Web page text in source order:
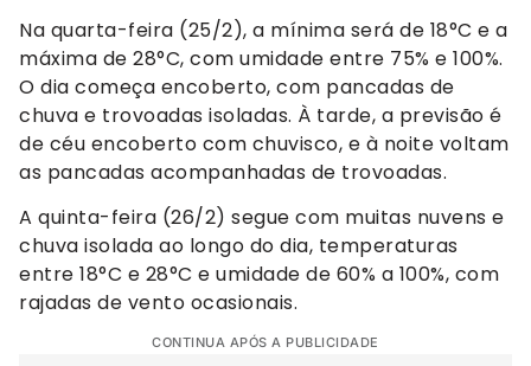
Na quarta-feira (25/2), a mínima será de 18°C e a
máxima de 28°C, com umidade entre 75% e 100%.
O dia começa encoberto, com pancadas de
chuva e trovoadas isoladas. À tarde, a previsão é
de céu encoberto com chuvisco, e à noite voltam
as pancadas acompanhadas de trovoadas.
A quinta-feira (26/2) segue com muitas nuvens e
chuva isolada ao longo do dia, temperaturas
entre 18°C e 28°C e umidade de 60% a 100%, com
rajadas de vento ocasionais.
CONTINUA APÓS A PUBLICIDADE